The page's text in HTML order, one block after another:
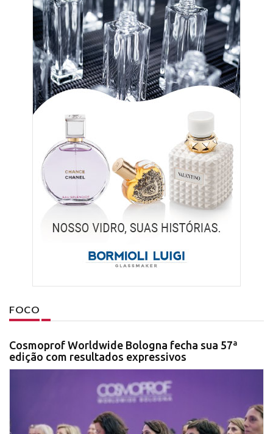
FOCO
Cosmoprof Worldwide Bologna fecha sua 57ª
edição com resultados expressivos